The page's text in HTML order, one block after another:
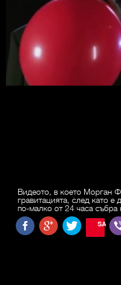
Видеото, в което Морган
гравитацията, след като
по-малко от 24 часа
SAVE